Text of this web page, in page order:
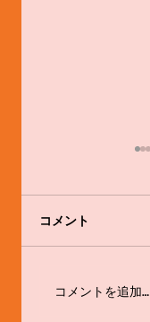
コメント
コメントを追加…